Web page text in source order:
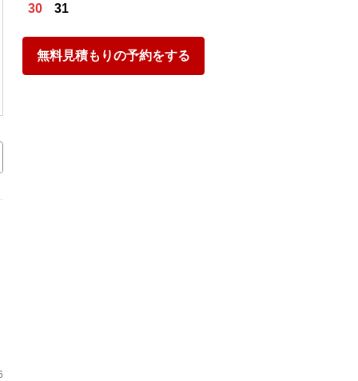
30 31
無料見積もりの予約をする